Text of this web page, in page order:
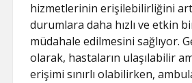
hizmetlerinin erişilebilirliğini
durumlara daha hızlı ve etkin
müdahale edilmesini sağlıyor.
olarak, hastaların ulaşılabilir
erişimi sınırlı olabilirken,